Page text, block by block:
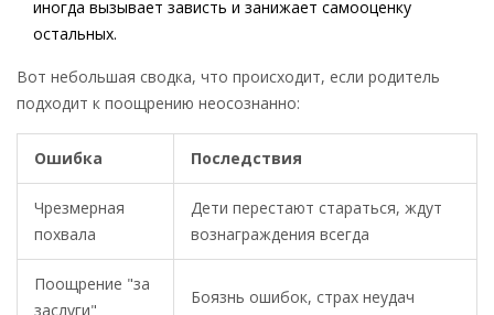
иногда вызывает зависть и занижает самооценку
остальных.
Вот небольшая сводка, что происходит, если родитель
подходит к поощрению неосознанно:
Ошибка Последствия
Чрезмерная
похвала
Дети перестают стараться, ждут
вознаграждения всегда
Поощрение "за
заслуги"
Боязнь ошибок, страх неудач